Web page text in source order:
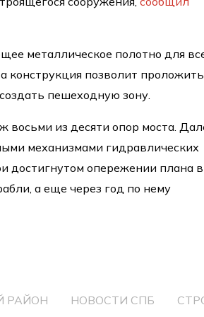
металлическое полотно для
конструкция позволит проложить
пешеходную зону.
из десяти опор моста.
механизмами гидравлических
достигнутом опережении плана в
а еще через год по нему
РАЙОН НОВОСТИ СПБ